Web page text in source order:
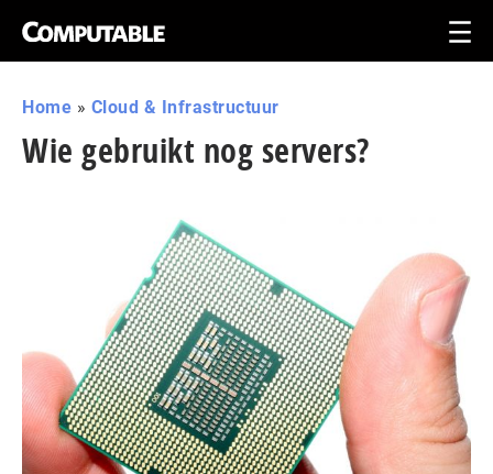
Home » Cloud & Infrastructuur
Wie gebruikt nog servers?